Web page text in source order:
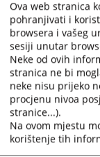
and
select
a
date.
Press
the
question
mark
key
Ova web stranica
pohranjivati i
browsera i vašeg
sesiji unutar
Neke od ovih
stranica ne bi
neke nisu prijeko
procjenu nivoa
stranice...).
Na ovom mjestu
korištenje tih